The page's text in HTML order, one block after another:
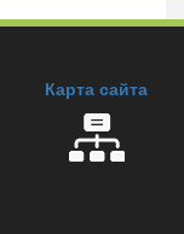
Карта сайта